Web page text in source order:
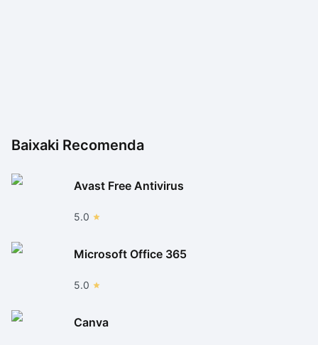
Baixaki Recomenda
Avast Free Antivirus
5.0
Microsoft Office 365
5.0
Canva